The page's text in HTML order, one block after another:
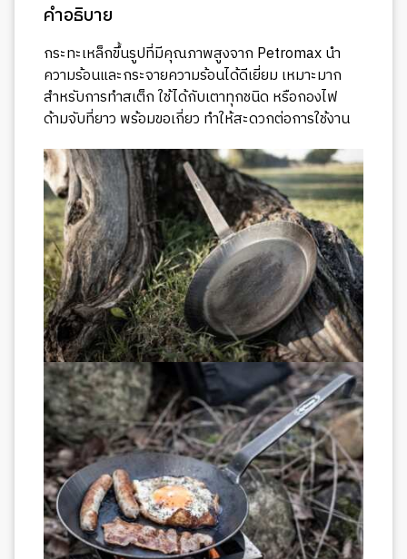
คำอธิบาย
กระทะเหล็กขึ้นรูปที่มีคุณภาพสูงจาก Petromax นำ
ความร้อนและกระจายความร้อนได้ดีเยี่ยม เหมาะมาก
สำหรับการทำสเต็ก ใช้ได้กับเตาทุกชนิด หรือกองไฟ
ด้ามจับที่ยาว พร้อมขอเกี่ยว ทำให้สะดวกต่อการใช้งาน